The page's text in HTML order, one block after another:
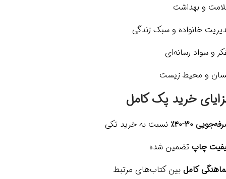
و بهداشت
خانواده و سبک زندگی
و سواد رسانه‌ای
و محیط زیست
خرید پک کامل
۳۰-۴۰٪
نسبت به خرید تکی
چاپ تضمین شده
کامل بین کتاب‌های مرتبط